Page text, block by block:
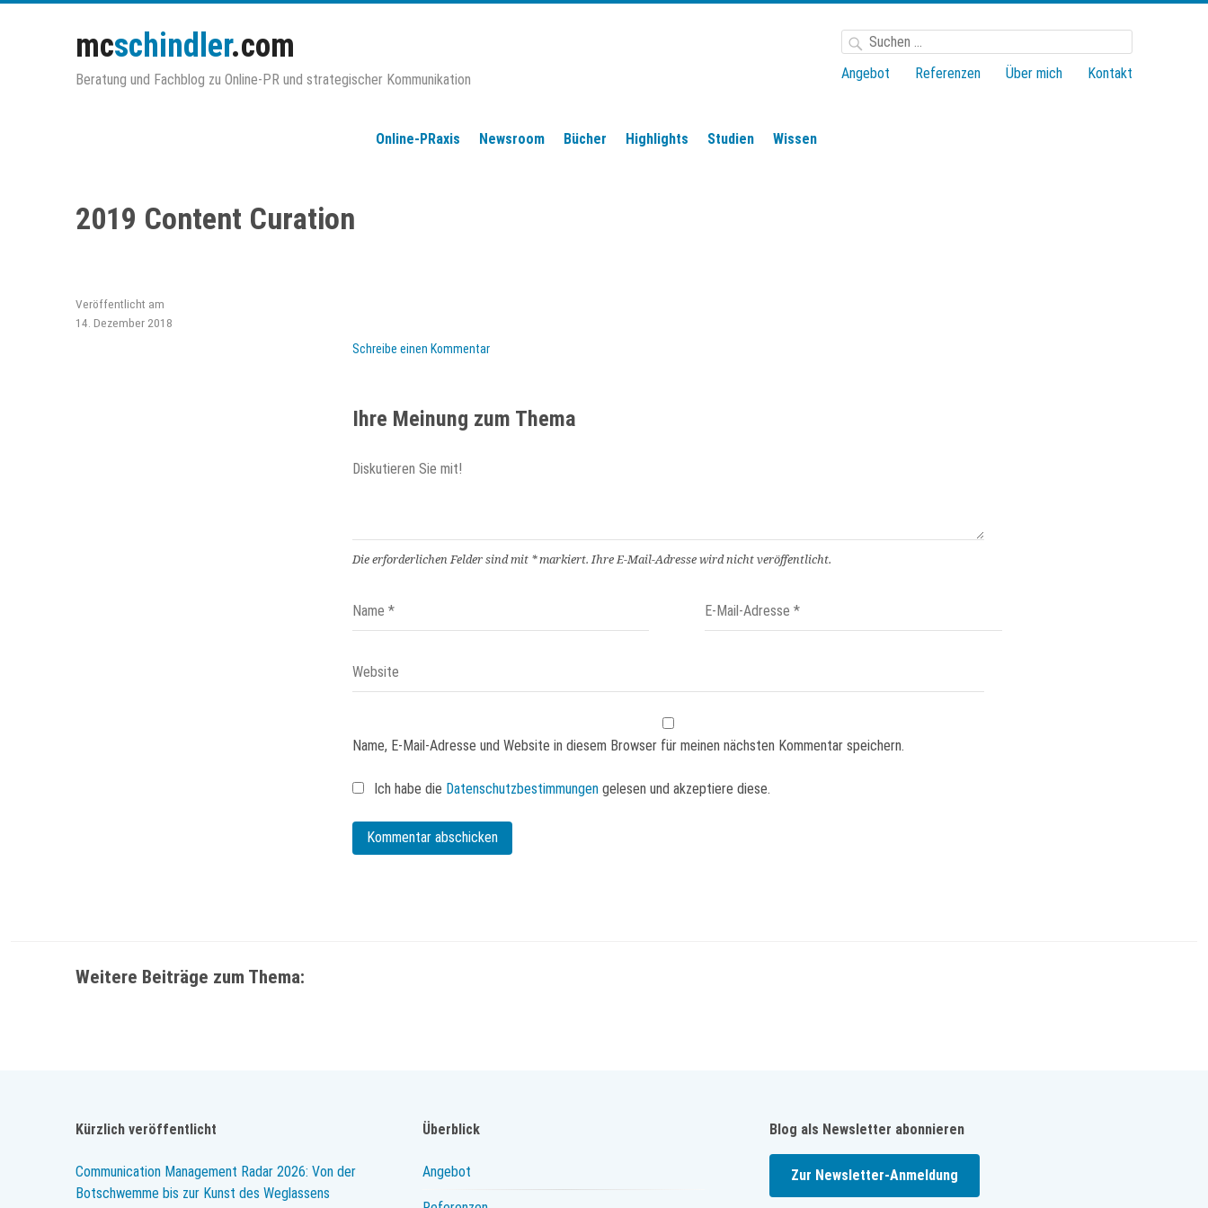
mcschindler.com
Beratung und Fachblog zu Online-PR und strategischer Kommunikation
Suchen
Angebot Referenzen Über mich Kontakt
Online-PRaxis Newsroom Bücher Highlights Studien Wissen
2019 Content Curation
Veröffentlicht am
14. Dezember 2018
Schreibe einen Kommentar
Ihre Meinung zum Thema
Die erforderlichen Felder sind mit *markiert.Ihre E-Mail-Adresse wird nicht veröffentlicht.
Name, E-Mail-Adresse und Website in diesem Browser für meinen nächsten Kommentar speichern.
Ich habe die Datenschutzbestimmungen gelesen und akzeptiere diese.
Weitere Beiträge zum Thema:
Kürzlich veröffentlicht
Communication Management Radar 2026: Von der
Botschwemme bis zur Kunst des Weglassens
Überblick
Angebot
Blog als Newsletter abonnieren
Zur Newsletter-Anmeldung